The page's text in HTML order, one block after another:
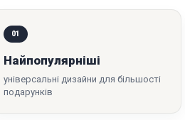
01
Найпопулярніші
універсальні дизайни для більшості
подарунків